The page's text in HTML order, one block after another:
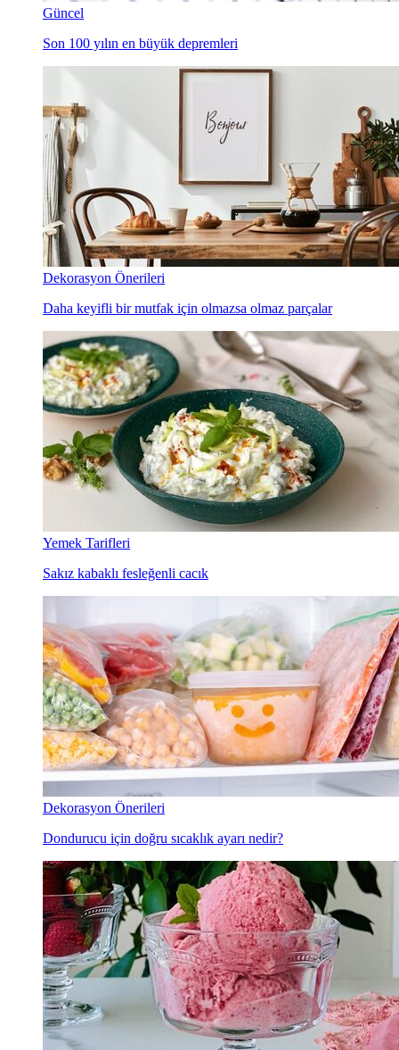
Güncel
Son 100 yılın en büyük depremleri
Dekorasyon Önerileri
Daha keyifli bir mutfak için olmazsa olmaz parçalar
Yemek Tarifleri
Sakız kabaklı fesleğenli cacık
Dekorasyon Önerileri
Dondurucu için doğru sıcaklık ayarı nedir?